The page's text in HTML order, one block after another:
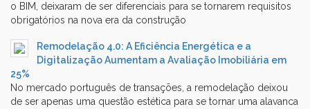
o BIM, deixaram de ser diferenciais para se tornarem requisitos
obrigatórios na nova era da construção
Remodelação 4.0: A Eficiência Energética e a
Digitalização Aumentam a Avaliação Imobiliária em
25%
No mercado português de transações, a remodelação deixou
de ser apenas uma questão estética para se tornar uma alavanca